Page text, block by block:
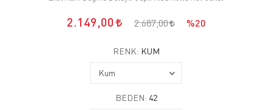
2.149,00 2.687,00 %20
RENK: KUM
BEDEN: 42